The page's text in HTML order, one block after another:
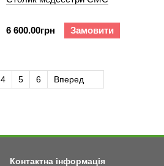
6 600.00грн Замовити
4 5 6 Вперед
Контактна інформація